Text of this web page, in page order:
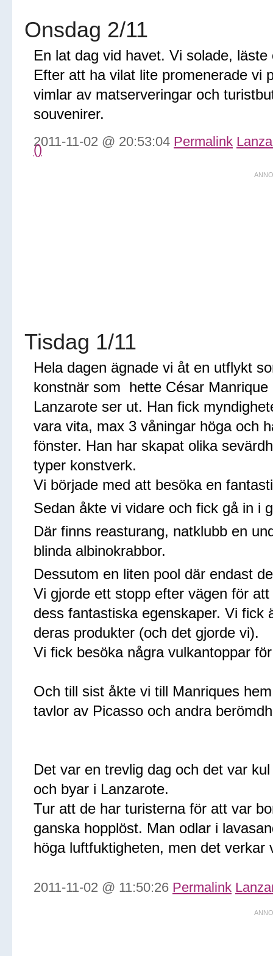
Onsdag 2/11
En lat dag vid havet. Vi solade, läste
Efter att ha vilat lite promenerade vi
vimlar av matserveringar och
souvenirer.
2011-11-02 @ 20:53:04 Permalink
()
Tisdag 1/11
Hela dagen ägnade vi åt en utflykt
konstnär som hette César
Lanzarote ser ut. Han fick
vara vita, max 3 våningar höga och
fönster. Han har skapat olika
typer konstverk.
Vi började med att besöka en
Sedan åkte vi vidare och fick gå in i
Där finns reasturang, natklubb en
blinda albinokrabbor.
Dessutom en liten pool där endast
Vi gjorde ett stopp efter vägen för
dess fantastiska egenskaper. Vi fick
deras produkter (och det gjorde vi).
Vi fick besöka några vulkantoppar
Och till sist åkte vi till Manriques
tavlor av Picasso och andra
Det var en trevlig dag och det var
och byar i Lanzarote.
Tur att de har turisterna för att var
ganska hopplöst. Man odlar i
höga luftfuktigheten, men det verkar
2011-11-02 @ 11:50:26 Permalink